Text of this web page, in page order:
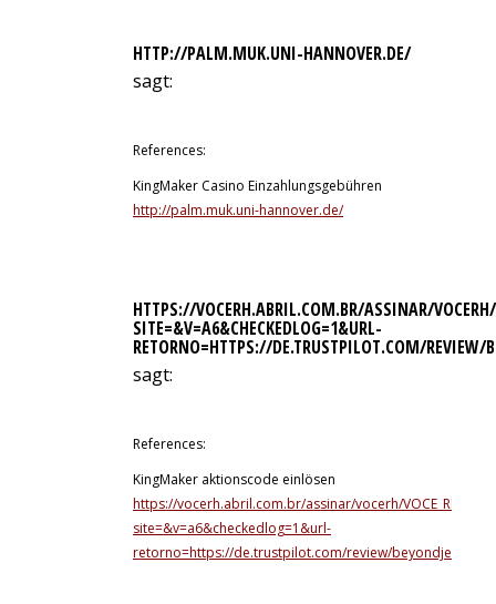
HTTP://PALM.MUK.UNI-HANNOVER.DE/
sagt:
References:
KingMaker Casino Einzahlungsgebühren
http://palm.muk.uni-hannover.de/
HTTPS://VOCERH.ABRIL.COM.BR/ASSINAR/
SITE=&V=A6&CHECKEDLOG=1&URL-
RETORNO=HTTPS://DE.TRUSTPILOT.COM/REVIEW/
sagt:
References:
KingMaker aktionscode einlösen
https://vocerh.abril.com.br/assinar/vocerh/
site=&v=a6&checkedlog=1&url-
retorno=https://de.trustpilot.com/review/